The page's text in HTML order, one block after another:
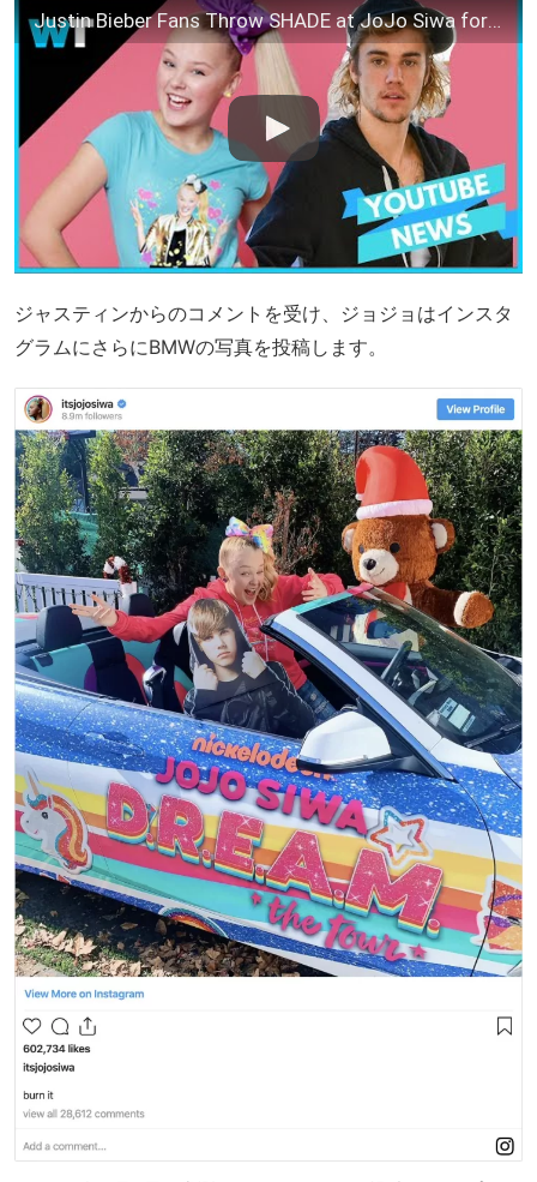
Justin Bieber Fans Throw SHADE at JoJo Siwa for Her Response to Feud
ジャスティンからのコメントを受け、ジョジョはインスタ
グラムにさらにBMWの写真を投稿します。